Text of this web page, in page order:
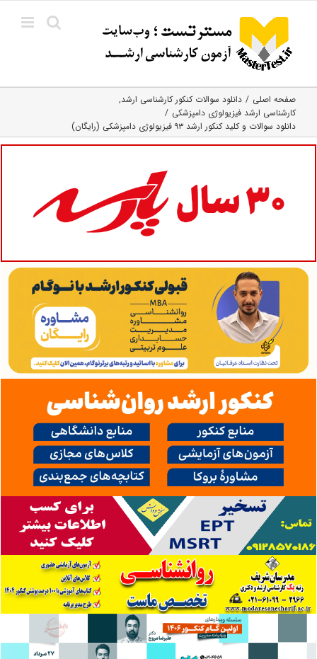
content
صفحه اصلی
دانلود سوالات کنکور کارشناسی ارشد
کارشناسی ارشد فیزیولوژی دامپزشکی
دانلود سوالات و کلید کنکور ارشد ۹۳ فیزیولوژی دامپزشکی (رایگان)